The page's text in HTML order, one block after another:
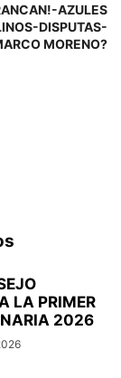
AZULES
DISPUTAS-
MORENO?
LA PRIMER
2026